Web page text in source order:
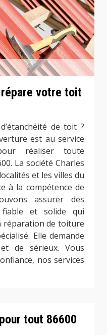
votre toit
de toit ?
est au service
réaliser toute
La société Charles
et les villes du
à la compétence de
assurer des
et solide qui
réparation de toiture
Elle demande
de sérieux. Vous
nos services
tout 86600